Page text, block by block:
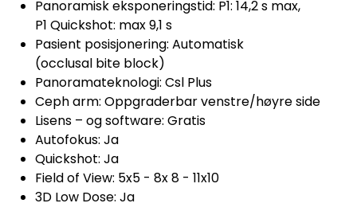
Panoramisk eksponeringstid: P1: 14,2 s max,
P1 Quickshot: max 9,1 s
Pasient posisjonering: Automatisk
(occlusal bite block)
Panoramateknologi: Csl Plus
Ceph arm: Oppgraderbar venstre/høyre side
Lisens – og software: Gratis
Autofokus: Ja
Quickshot: Ja
Field of View: 5x5 - 8x 8 - 11x10
3D Low Dose: Ja